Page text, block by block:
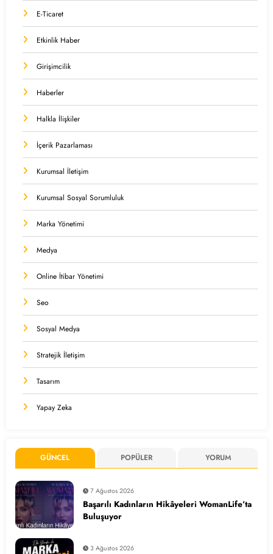
E-Ticaret
Etkinlik Haber
Girişimcilik
Haberler
Halkla İlişkiler
İçerik Pazarlaması
Kurumsal İletişim
Kurumsal Sosyal Sorumluluk
Marka Yönetimi
Medya
Online İtibar Yönetimi
Seo
Sosyal Medya
Stratejik İletişim
Tasarım
Yapay Zeka
GÜNCEL POPÜLER YORUM
7 Ağustos 2026
Başarılı Kadınların Hikâyeleri WomanLife’ta
Buluşuyor
3 Ağustos 2026